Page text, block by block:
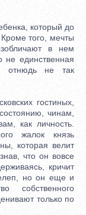
который до
того, мечты
в нем
не единственная
отнюдь не так
гостиных,
чинам,
как личность.
жалок князь
которая велит
что он вовсе
кричит
но он еще и
собственного
только по